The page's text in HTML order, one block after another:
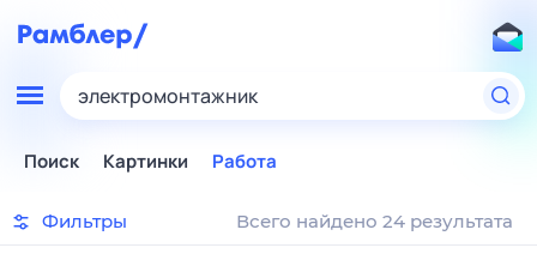
электромонтажник
Поиск Картинки Работа
Фильтры Всего найдено 24 результата